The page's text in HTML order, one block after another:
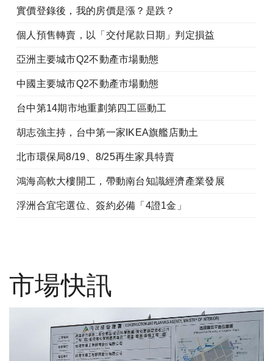
實價登錄後，我的房價是漲？是跌？
個人預售轉賣，以「交付尾款日期」判定損益
亞洲主要城市Q2不動產市場動態
中國主要城市Q2不動產市場動態
台中第14期市地重劃第四工區動工
胡志強主持，台中第一家IKEA旗艦店動土
北市環保局8/19、8/25再生家具特賣
鴻海高軟大樓開工，帶動南台知識經濟產業發展
浮洲合宜宅選位、簽約必備「4證1金」
市場快訊